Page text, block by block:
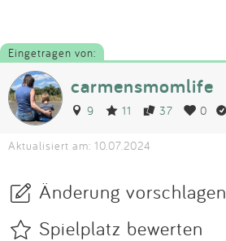
Eingetragen von:
carmensmomlife
9 11 37 0
Aktualisiert am: 10.07.2024
Änderung vorschlagen
Spielplatz bewerten